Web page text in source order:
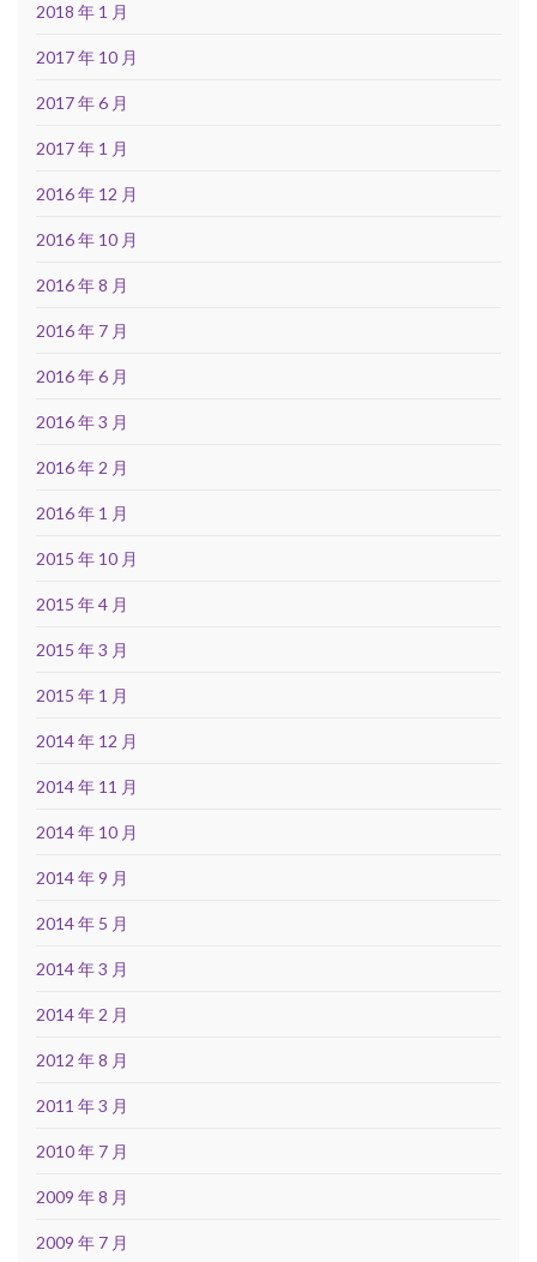
2018 年 1 月
2017 年 10 月
2017 年 6 月
2017 年 1 月
2016 年 12 月
2016 年 10 月
2016 年 8 月
2016 年 7 月
2016 年 6 月
2016 年 3 月
2016 年 2 月
2016 年 1 月
2015 年 10 月
2015 年 4 月
2015 年 3 月
2015 年 1 月
2014 年 12 月
2014 年 11 月
2014 年 10 月
2014 年 9 月
2014 年 5 月
2014 年 3 月
2014 年 2 月
2012 年 8 月
2011 年 3 月
2010 年 7 月
2009 年 8 月
2009 年 7 月